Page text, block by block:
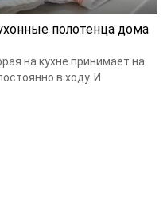
полотенца дома
на кухне принимает на
в ходу. И